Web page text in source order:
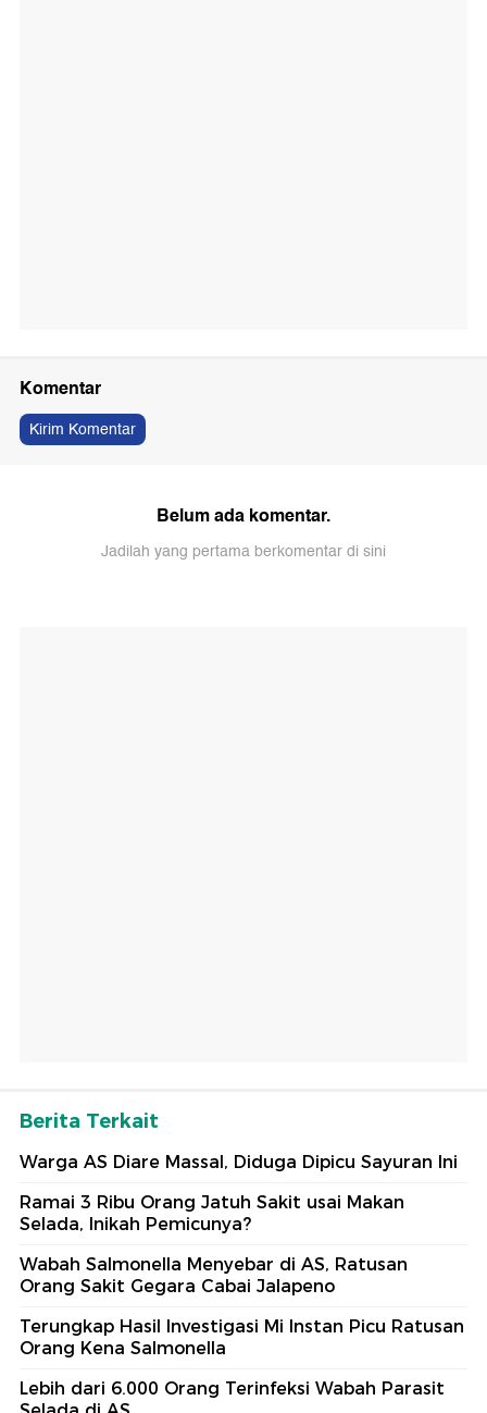
Komentar
Kirim Komentar
Belum ada komentar.
Jadilah yang pertama berkomentar di sini
Berita Terkait
Warga AS Diare Massal, Diduga Dipicu Sayuran Ini
Ramai 3 Ribu Orang Jatuh Sakit usai Makan
Selada, Inikah Pemicunya?
Wabah Salmonella Menyebar di AS, Ratusan
Orang Sakit Gegara Cabai Jalapeno
Terungkap Hasil Investigasi Mi Instan Picu Ratusan
Orang Kena Salmonella
Lebih dari 6.000 Orang Terinfeksi Wabah Parasit